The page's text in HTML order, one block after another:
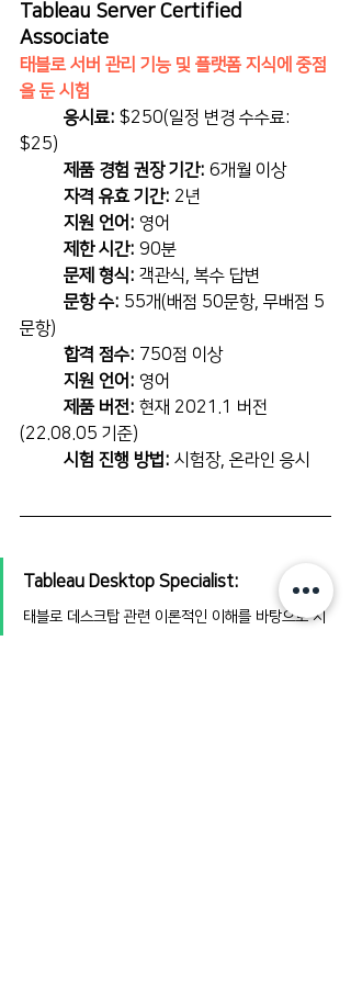
Tableau Server Certified
Associate
태블로 서버 관리 기능 및 플랫폼 지식에 중점
을 둔 시험
응시료: $250(일정 변경 수수료:
$25)
제품 경험 권장 기간: 6개월 이상
자격 유효 기간: 2년
지원 언어: 영어
제한 시간: 90분
문제 형식: 객관식, 복수 답변
문항 수: 55개(배점 50문항, 무배점 5
문항)
합격 점수: 750점 이상
지원 언어: 영어
제품 버전: 현재 2021.1 버전
(22.08.05 기준)
시험 진행 방법: 시험장, 온라인 응시
Tableau Desktop Specialist:
태블로 데스크탑 관련 이론적인 이해를 바탕으로 치